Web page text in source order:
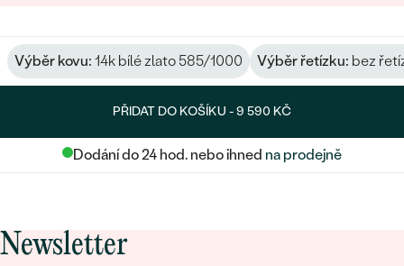
Výběr kovu: 14k bílé zlato 585/1000 Výběr řetízku: bez
PŘIDAT DO KOŠÍKU -9 590 KČ
Dodání do 24 hod. nebo ihned na prodejně
Newsletter